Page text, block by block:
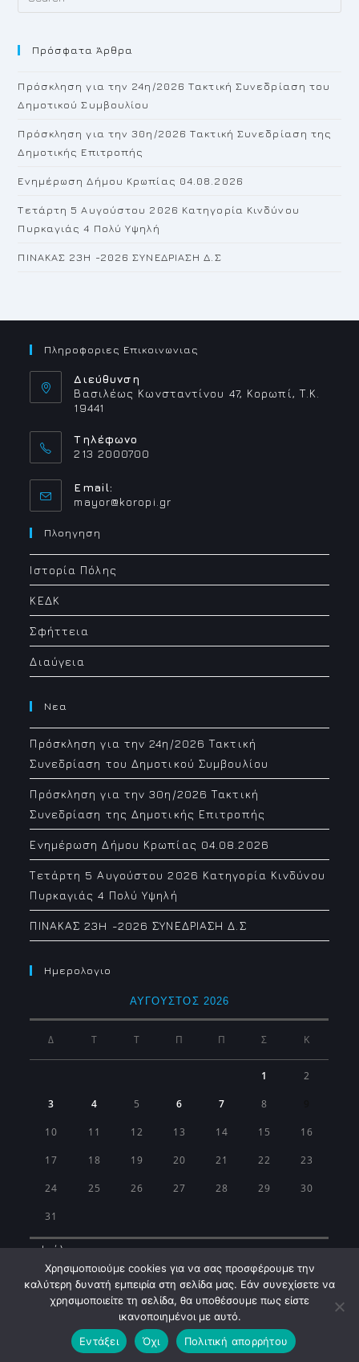
Πρόσφατα Άρθρα
Πρόσκληση για την 24η/2026 Τακτική Συνεδρίαση του
Δημοτικού Συμβουλίου
Πρόσκληση για την 30η/2026 Τακτική Συνεδρίαση της
Δημοτικής Επιτροπής
Ενημέρωση Δήμου Κρωπίας 04.08.2026
Τετάρτη 5 Αυγούστου 2026 Κατηγορία Κινδύνου
Πυρκαγιάς 4 Πολύ Υψηλή
ΠΙΝΑΚΑΣ 23H -2026 ΣΥΝΕΔΡΙΑΣΗ Δ.Σ
Πληροφοριες Επικοινωνιας
Διεύθυνση
Βασιλέως Κωνσταντίνου 47, Κορωπί, Τ.Κ.
19441
Τηλέφωνο
213 2000700
Email:
mayor@koropi.grOpens
Πλοηγηση
Ιστορία Πόλης
ΚΕΔΚ
Σφήττεια
Διαύγεια
Νεα
Πρόσκληση για την 24η/2026 Τακτική
Συνεδρίαση του Δημοτικού Συμβουλίου
Πρόσκληση για την 30η/2026 Τακτική
Συνεδρίαση της Δημοτικής Επιτροπής
Ενημέρωση Δήμου Κρωπίας 04.08.2026
Τετάρτη 5 Αυγούστου 2026 Κατηγορία Κινδύνου
Πυρκαγιάς 4 Πολύ Υψηλή
ΠΙΝΑΚΑΣ 23H -2026 ΣΥΝΕΔΡΙΑΣΗ Δ.Σ
Ημερολογιο
ΑΎΓΟΥΣΤΟΣ 2026
Δ Τ Τ Π Π Σ Κ
1 2
3 4 5 6 7 8
10 11 12 13 14 15 16
17 18 19 20 21 22 23
24 25 26 27 28 29 30
31
« Ιούλ
Municipality of Koropi © 2026
Χρησιμοποιούμε cookies για να σας προσφέρουμε την
καλύτερη δυνατή εμπειρία στη σελίδα μας. Εάν συνεχίσετε να
χρησιμοποιείτε τη σελίδα, θα υποθέσουμε πως είστε
ικανοποιημένοι με αυτό.
Εντάξει
Όχι Πολιτική απορρήτου